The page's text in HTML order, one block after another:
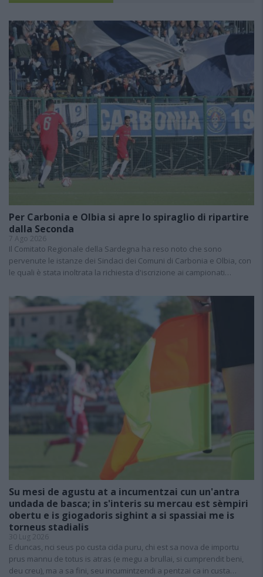
Per Carbonia e Olbia si apre lo spiraglio di ripartire
dalla Seconda
7 Ago 2026
Il Comitato Regionale della Sardegna ha reso noto che sono
pervenute le istanze dei Sindaci dei Comuni di Carbonia e Olbia, con
le quali è stata inoltrata la richiesta d'iscrizione ai campionati…
Su mesi de agustu at a incumentzai cun un'antra
undada de basca; in s'interis su mercau est sèmpiri
obertu e is giogadoris sighint a si spassiai me is
torneus stadialis
30 Lug 2026
E duncas, nci seus po custa cida puru, chi est sa nova de importu
prus mannu de totus is atras (e megu a brullai, si cumprendit beni,
deu creu), ma a sa fini, seu incumintzendi a pentzai ca in custa…